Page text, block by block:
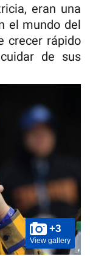
eran una
el mundo del
crecer rápido
de sus
+3
View gallery